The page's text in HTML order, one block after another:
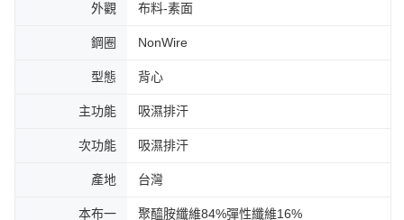
外觀 布料-素面
鋼圈 NonWire
型態 背心
主功能 吸濕排汗
次功能 吸濕排汗
產地 台灣
本布一 聚醯胺纖維84%彈性纖維16%